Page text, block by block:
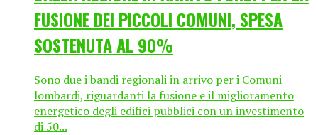
FUSIONE DEI PICCOLI COMUNI, SPESA
SOSTENUTA AL 90%
Sono due i bandi regionali in arrivo per i Comuni
lombardi, riguardanti la fusione e il miglioramento
energetico degli edifici pubblici con un investimento
di 50...